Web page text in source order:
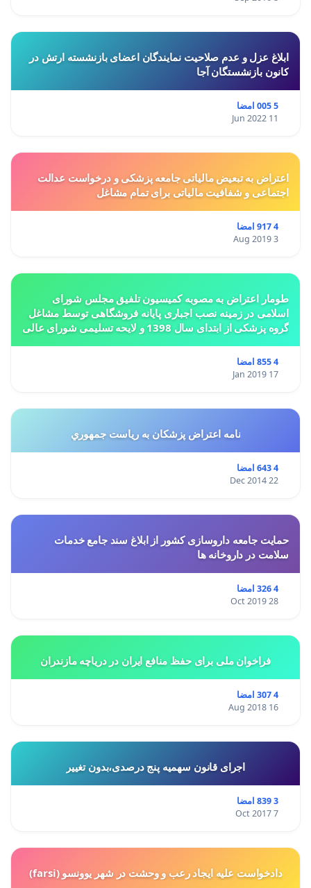
ابلاغ عزل و عدم صلاحیت نمایندگان اعضای بازنشسته ارتش در
کانون بازنشستگان آجا
5 005 امضا
11 Jun 2022
اعتراض به تبعیض مالیاتی جامعه پزشکی و درخواست عدالت
اجتماعی و شفافیت مالیاتی برای تمام مشاغل
4 917 امضا
3 Aug 2019
طومار اعتراض به مصوبه کمیسیون تلفیق مجلس شورای
اسلامی در زمینه نصب اجباری پایانه فروشگاهی توسط مشاغل
گروه پزشکی از ابتدای سال 1398 و لایحه تسلیمی شورای عالی
4 855 امضا
17 Jan 2019
نامه اعتراض پزشكان به رياست جمهوري
4 643 امضا
22 Dec 2014
حمایت جامعه داروسازی کشور از ابلاغ سند جامع خدمات
سلامت در داروخانه ها
4 326 امضا
28 Oct 2019
فراخوان ملی برای حفظ منافع ایران در دریاچه مازندران
4 307 امضا
16 Aug 2018
اجرای قانون سهمیه پنج درصدی،بدون تغییر
3 839 امضا
7 Oct 2017
دادخواست علیه ایجاد رعب و وحشت در شهر یوونسو (farsi)